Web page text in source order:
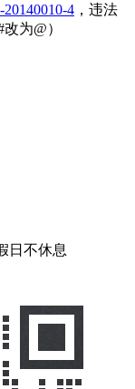
4 ，违法
为@）
日不休息